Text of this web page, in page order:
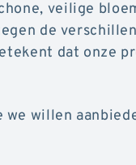
veilige
de
dat onze
willen